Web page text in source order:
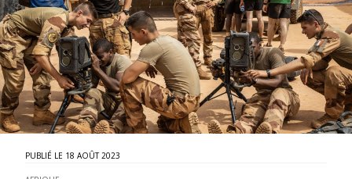
18 AOÛT 2023